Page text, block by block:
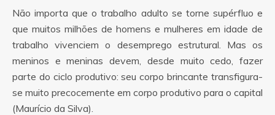
Não importa que o trabalho adulto se torne supérfluo e
que muitos milhões de homens e mulheres em idade de
trabalho vivenciem o desemprego estrutural. Mas os
meninos e meninas devem, desde muito cedo, fazer
parte do ciclo produtivo: seu corpo brincante transfigura-
se muito precocemente em corpo produtivo para o capital
(Maurício da Silva).